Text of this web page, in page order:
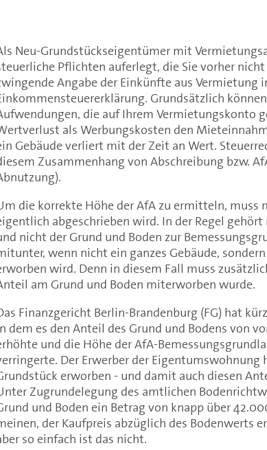
Neu-Grundstückseigentümer mit
Pflichten auferlegt, die Sie vorher
Angabe der Einkünfte aus Vermietung
Grundsätzlich
die auf Ihrem Vermietungskonto
als Werbungskosten den
Gebäude verliert mit der Zeit an Wert.
Zusammenhang von Abschreibung bzw.
die korrekte Höhe der AfA zu ermitteln, muss
abgeschrieben wird. In der Regel
nicht der Grund und Boden zur
wenn nicht ein ganzes Gebäude,
wird. Denn in diesem Fall muss
am Grund und Boden miterworben wurde.
Finanzgericht Berlin-Brandenburg (FG) hat
dem es den Anteil des Grund und Bodens von
und die Höhe der AfA-
Der Erwerber der Eigentumswohnung
erworben - und damit auch diesen
Zugrundelegung des amtlichen
und Boden ein Betrag von knapp über
der Kaufpreis abzüglich des Bodenwerts
so einfach ist das nicht.